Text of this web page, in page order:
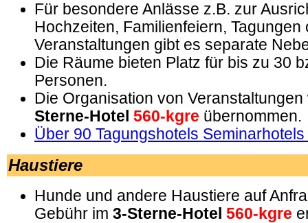
Für besondere Anlässe z.B. zur
Hochzeiten, Familienfeiern, Tagungen
Veranstaltungen gibt es separate
Die Räume bieten Platz für bis zu 30
Personen.
Die Organisation von
Sterne-Hotel 560-kgre übernommen.
Über 90 Tagungshotels
Haustiere
Hunde und andere Haustiere auf
Gebühr im 3-Sterne-Hotel 560-kgre